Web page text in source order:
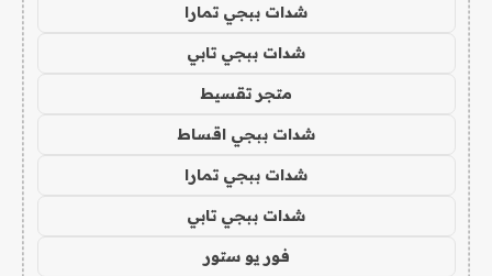
شدات ببجي تمارا
شدات ببجي تابي
متجر تقسيط
شدات ببجي اقساط
شدات ببجي تمارا
شدات ببجي تابي
فور يو ستور